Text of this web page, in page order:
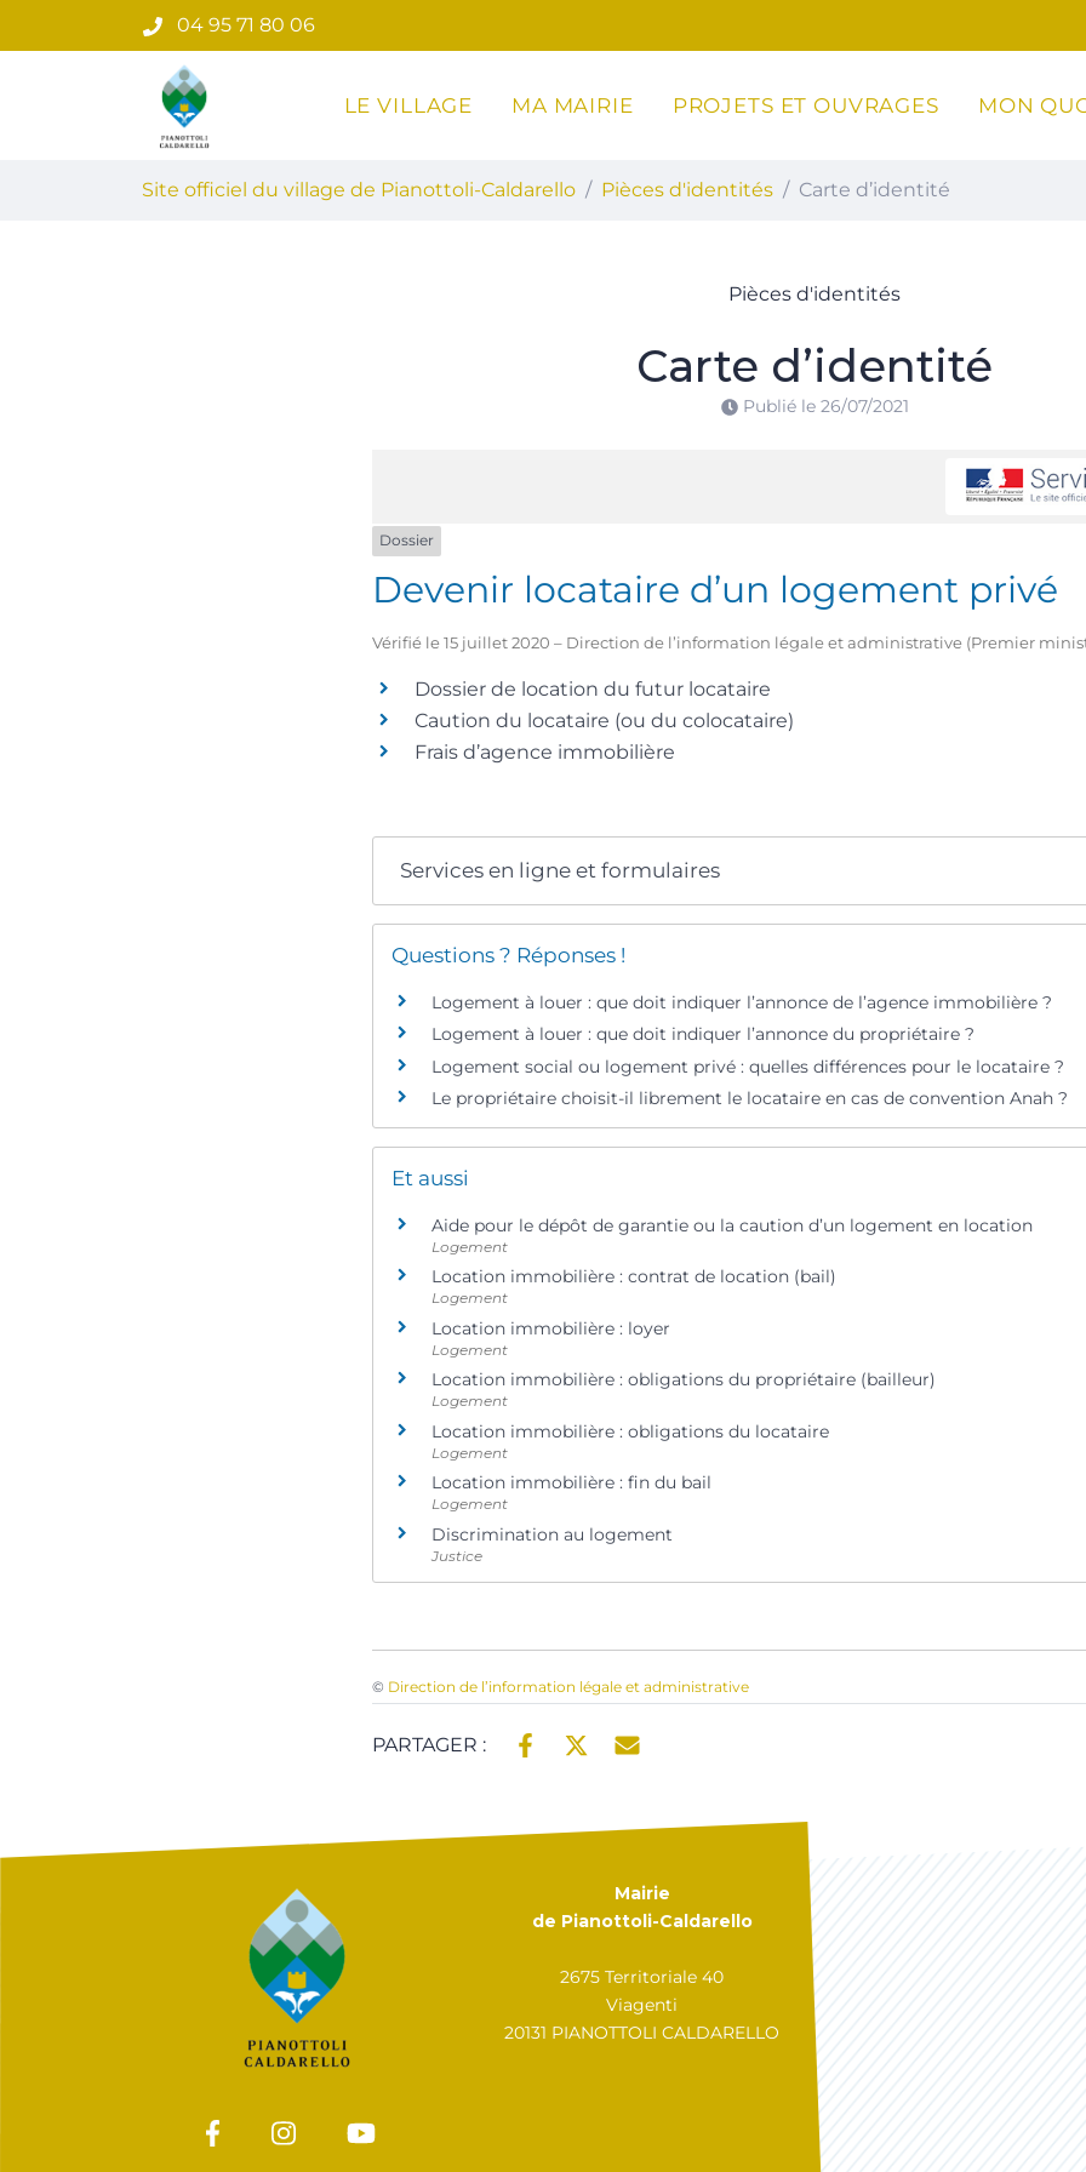
au
04 95 71 80 06
Site officiel du village de Pianottoli-Caldarello
LE VILLAGE MA MAIRIE PROJETS ET OUVRAGES MON
Site officiel du village de Pianottoli-Caldarello Pièces d'identités Carte d’identité
Pièces d'identités
Carte d’identité
Publié le 26/07/2021
Dossier
Devenir locataire d’un logement privé
Vérifié le 15 juillet 2020 – Direction de l’information légale et administrative (Premier
Dossier de location du futur locataire
Caution du locataire (ou du colocataire)
Frais d’agence immobilière
Services en ligne et formulaires
Questions ? Réponses !
Logement à louer : que doit indiquer l’annonce de l’agence immobilière ?
Logement à louer : que doit indiquer l’annonce du propriétaire ?
Logement social ou logement privé : quelles différences pour le locataire ?
Le propriétaire choisit-il librement le locataire en cas de convention Anah ?
Et aussi
Aide pour le dépôt de garantie ou la caution d’un logement en location
Logement
Location immobilière : contrat de location (bail)
Logement
Location immobilière : loyer
Logement
Location immobilière : obligations du propriétaire (bailleur)
Logement
Location immobilière : obligations du locataire
Logement
Location immobilière : fin du bail
Logement
Discrimination au logement
Justice
© Direction de l’information légale et administrative
PARTAGER :
Mairie
de Pianottoli-Caldarello
2675 Territoriale 40
Viagenti
20131 PIANOTTOLI CALDARELLO